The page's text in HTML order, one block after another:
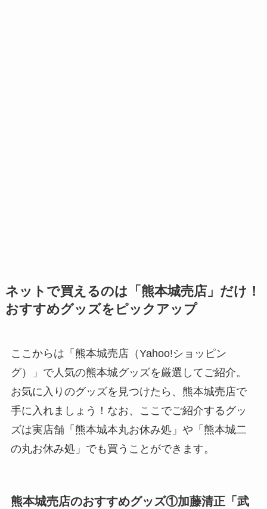
ネットで買えるのは「熊本城売店」だけ！
おすすめグッズをピックアップ
ここからは「熊本城売店（Yahoo!ショッピン
グ）」で人気の熊本城グッズを厳選してご紹介。
お気に入りのグッズを見つけたら、熊本城売店で
手に入れましょう！なお、ここでご紹介するグッ
ズは実店舗「熊本城本丸お休み処」や「熊本城二
の丸お休み処」でも買うことができます。
熊本城売店のおすすめグッズ①加藤清正「武